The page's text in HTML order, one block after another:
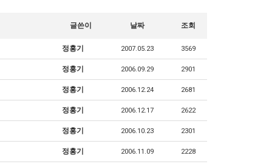
글쓴이 날짜 조회
정홍기 2007.05.23 3569
정홍기 2006.09.29 2901
정홍기 2006.12.24 2681
정홍기 2006.12.17 2622
정홍기 2006.10.23 2301
정홍기 2006.11.09 2228